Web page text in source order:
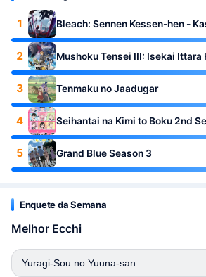
1 Bleach: Sennen Kessen-hen -
2 Mushoku Tensei III: Isekai Ittara
3 Tenmaku no Jaadugar
4 Seihantai na Kimi to Boku 2nd
5 Grand Blue Season 3
Enquete da Semana
Melhor Ecchi
Yuragi-Sou no Yuuna-san